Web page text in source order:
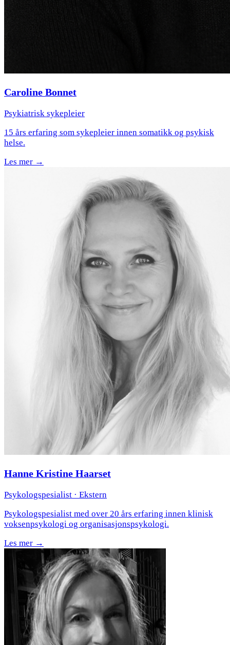
Caroline Bonnet
Psykiatrisk sykepleier
15 års erfaring som sykepleier innen somatikk og psykisk
helse.
Les mer →
Hanne Kristine Haarset
Psykologspesialist · Ekstern
Psykologspesialist med over 20 års erfaring innen klinisk
voksenpsykologi og organisasjonspsykologi.
Les mer →